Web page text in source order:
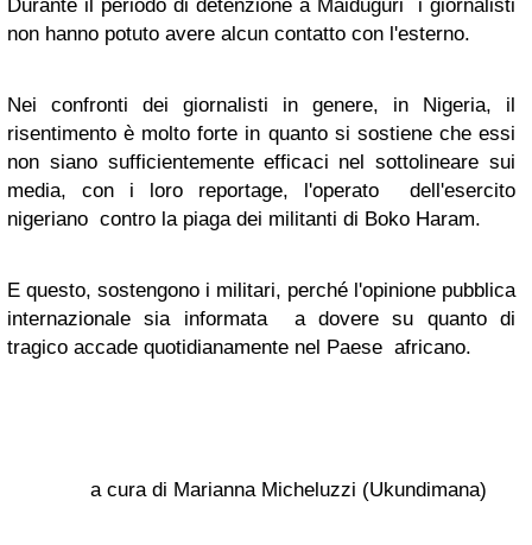
Durante il periodo di detenzione a Maiduguri i giornalisti
non hanno potuto avere alcun contatto con l'esterno.
Nei confronti dei giornalisti in genere, in Nigeria, il
risentimento è molto forte in quanto si sostiene che essi
non siano sufficientemente efficaci nel sottolineare sui
media, con i loro reportage, l'operato dell'esercito
nigeriano contro la piaga dei militanti di Boko Haram.
E questo, sostengono i militari, perché l'opinione pubblica
internazionale sia informata a dovere su quanto di
tragico accade quotidianamente nel Paese africano.
a cura di Marianna Micheluzzi (Ukundimana)